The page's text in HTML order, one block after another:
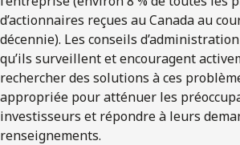
d’actionnaires reçues au Canada au
décennie). Les conseils
qu’ils surveillent et encouragent
rechercher des solutions à ces
appropriée pour atténuer les
investisseurs et répondre à leurs
renseignements.